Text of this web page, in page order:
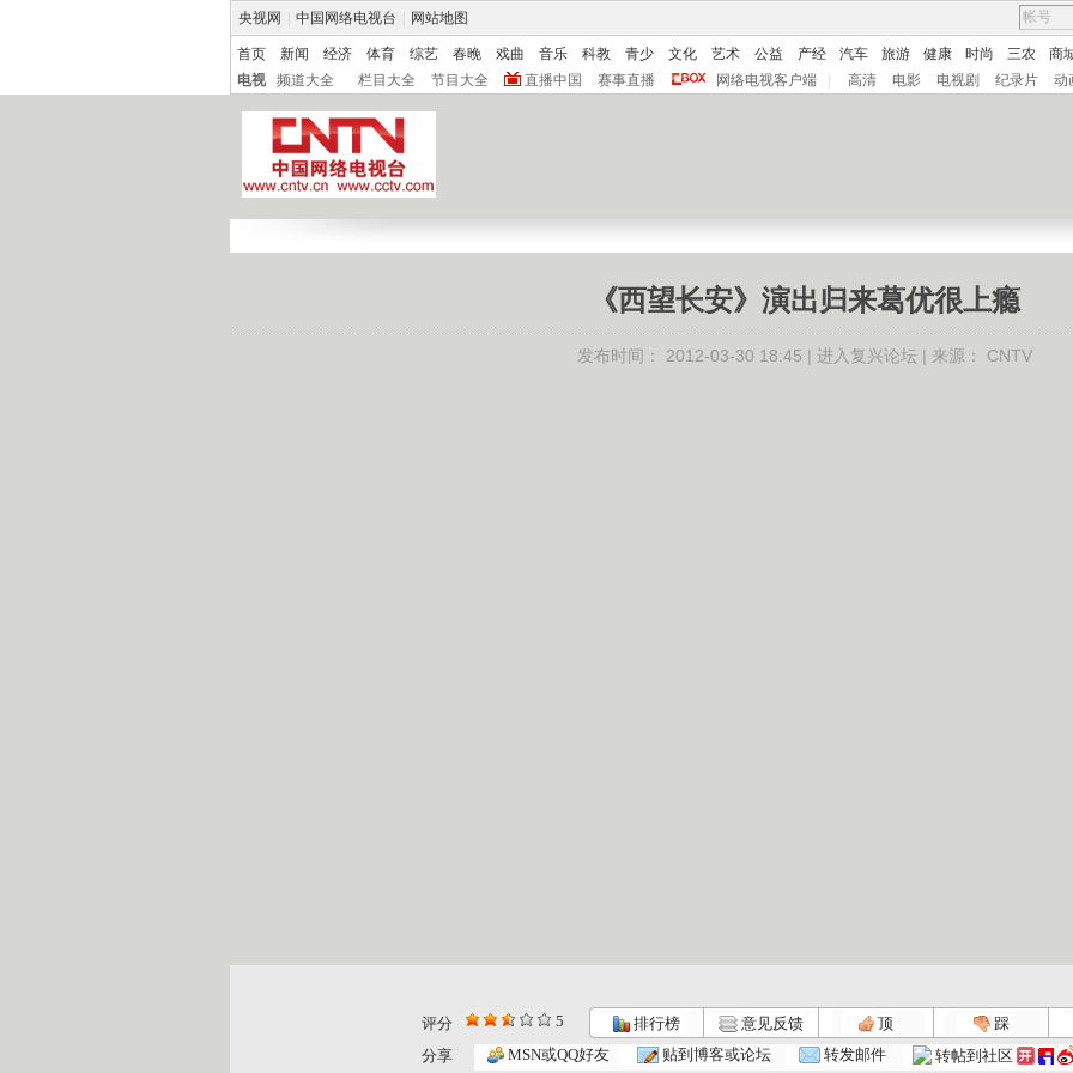
央视网 中国网络电视台 网站地图
首页 新闻 经济 体育 综艺 春晚 戏曲 音乐 科教 青少 文化 艺术 公益 产经 汽车 旅游 健康 时尚 三农
商
电视
频道大全 栏目大全 节目大全 直播中国 赛事直播 网络电视客户端 高清 电影 电视剧 纪录片 动
《西望长安》演出归来葛优很上瘾
发布时间： 2012-03-30 18:45 | 进入复兴论坛 | 来源： CNTV
评分 5 排行榜 意见反馈 顶
踩
分享
MSN或QQ好友 贴到博客或论坛 转发邮件 转帖到社区